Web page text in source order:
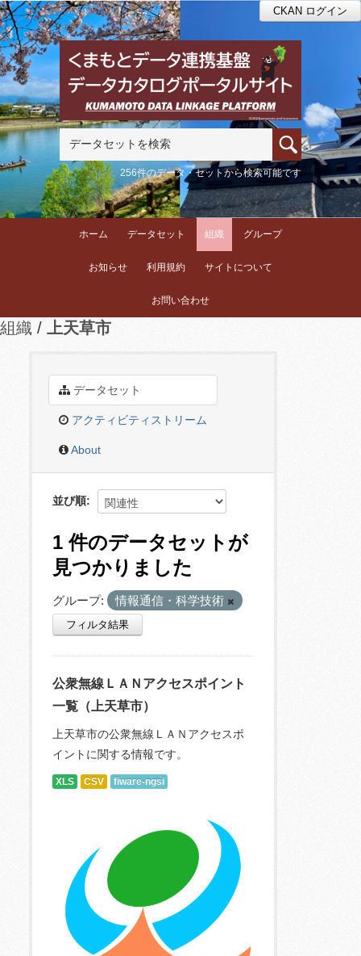
CKAN ログイン
256件のデータ・セットから検索可能です
ホーム データセット 組織 グループ
お知らせ 利用規約 サイトについて
お問い合わせ
組織 上天草市
データセット
アクティビティストリーム
About
並び順
1 件のデータセットが
見つかりました
グループ: 情報通信・科学技術
フィルタ結果
公衆無線ＬＡＮアクセスポイント
一覧（上天草市）
上天草市の公衆無線ＬＡＮアクセスポ
イントに関する情報です。
XLS CSV fiware-ngsi